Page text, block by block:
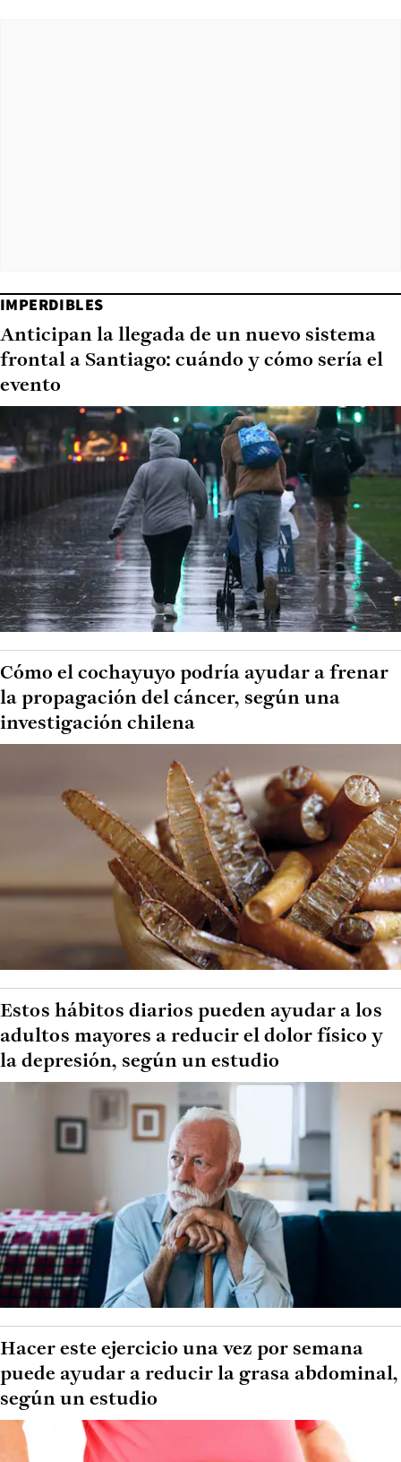
IMPERDIBLES
Anticipan la llegada de un nuevo sistema
frontal a Santiago: cuándo y cómo sería el
evento
Cómo el cochayuyo podría ayudar a frenar
la propagación del cáncer, según una
investigación chilena
Estos hábitos diarios pueden ayudar a los
adultos mayores a reducir el dolor físico y
la depresión, según un estudio
Hacer este ejercicio una vez por semana
puede ayudar a reducir la grasa abdominal,
según un estudio